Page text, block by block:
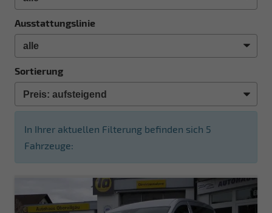
Ausstattungslinie
Sortierung
In Ihrer aktuellen Filterung befinden sich 5
Fahrzeuge: